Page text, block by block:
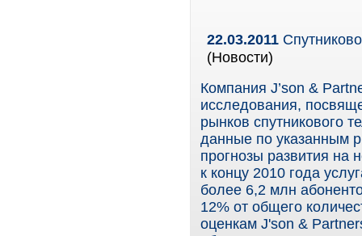
22.03.2011
(Новости)
Компания J’son &
исследования,
рынков спутникового
данные по указанным
прогнозы развития на
к концу 2010 года
более 6,2 млн
12% от общего
оценкам J'son &